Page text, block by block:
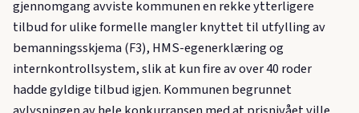
gjennomgang avviste kommunen en rekke ytterligere
tilbud for ulike formelle mangler knyttet til utfylling av
bemanningsskjema (F3), HMS-egenerklæring og
internkontrollsystem, slik at kun fire av over 40 roder
hadde gyldige tilbud igjen. Kommunen begrunnet